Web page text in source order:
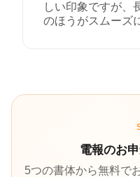
しい印象ですが、
のほうがスムーズ
電報のお
5つの書体から無料で